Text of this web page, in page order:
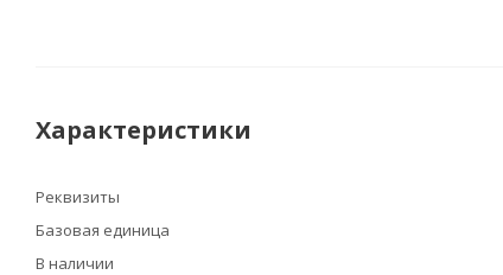
Характеристики
Реквизиты
Базовая единица
В наличии